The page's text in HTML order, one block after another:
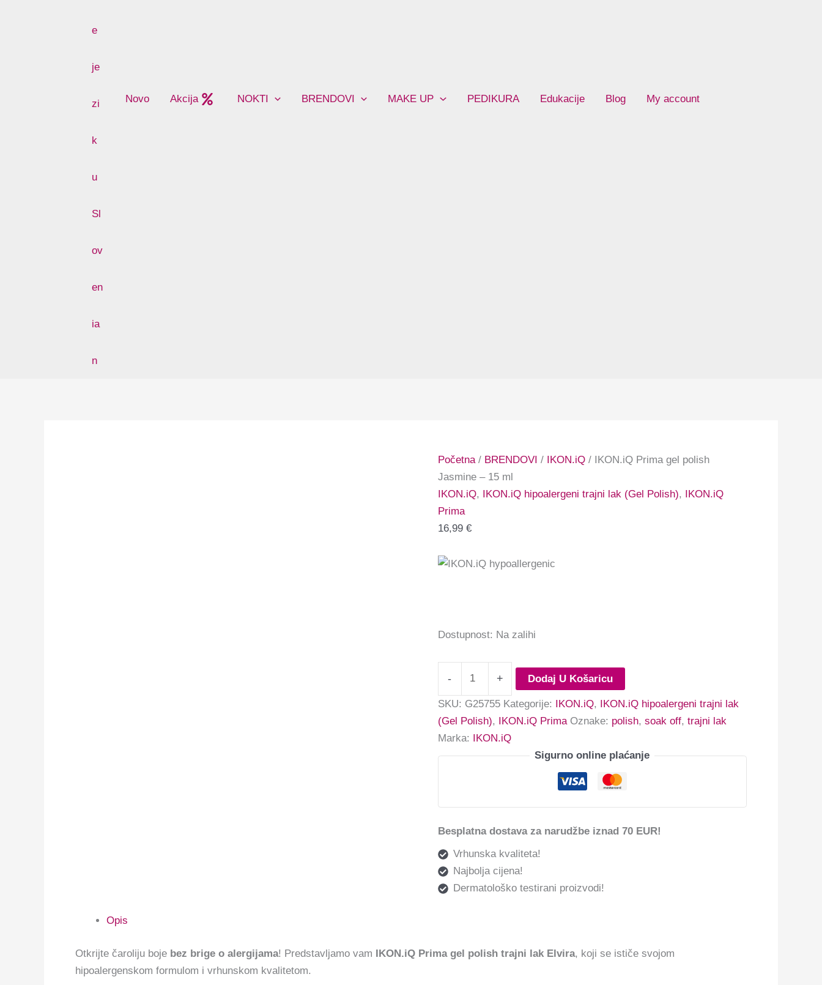
Novo Akcija NOKTI BRENDOVI MAKE UP PEDIKURA Edukacije Blog My account
Početna/ BRENDOVI / IKON.iQ/ IKON.iQ Prima gel polish
Jasmine – 15 ml
IKON.iQ, IKON.iQ hipoalergeni trajni lak (Gel Polish), IKON.iQ
Prima
16,99 €
Dostupnost: Na zalihi
- + Dodaj U Košaricu
SKU: G25755 Kategorije: IKON.iQ, IKON.iQ hipoalergeni trajni lak
(Gel Polish), IKON.iQ Prima Oznake: polish, soak off, trajni lak
Marka: IKON.iQ
Sigurno online plaćanje
Besplatna dostava za narudžbe iznad 70 EUR!
Vrhunska kvaliteta!
Najbolja cijena!
Dermatološko testirani proizvodi!
Opis
Otkrijte čaroliju boje bez brige o alergijama! Predstavljamo vam IKON.iQ Prima gel polish trajni lak Elvira, koji se ističe svojom
hipoalergenskom formulom i vrhunskom kvalitetom.